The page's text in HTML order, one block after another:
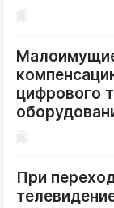
цифрового
При